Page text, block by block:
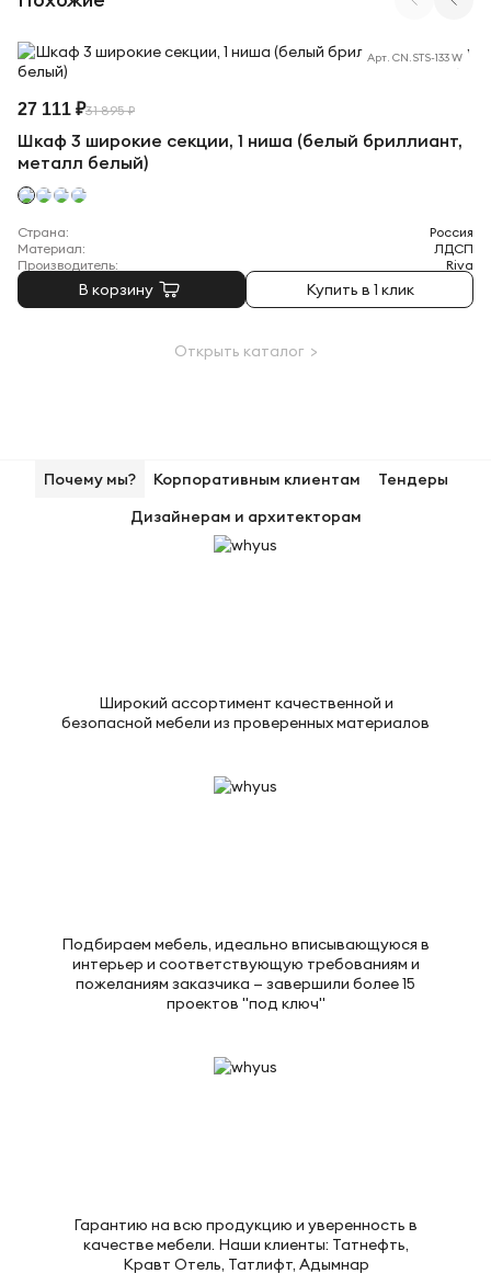
Арт. CN.STS-133 W
Шкаф 3 широкие секции, 1 ниша (белый бриллиант,
металл белый)
27 111 ₽31 895 ₽
В корзину Купить в 1 клик
Страна:
Россия
Материал:
ЛДСП
Производитель:
Riva
Открыть каталог >
Почему мы? Корпоративным клиентам
Тендеры
Дизайнерам и архитекторам
Широкий ассортимент качественной и
безопасной мебели из проверенных материалов
Подбираем мебель, идеально вписывающуюся в
интерьер и соответствующую требованиям и
пожеланиям заказчика — завершили более 15
проектов "под ключ"
Гарантию на всю продукцию и уверенность в
качестве мебели. Наши клиенты: Татнефть,
Кравт Отель, Татлифт, Адымнар